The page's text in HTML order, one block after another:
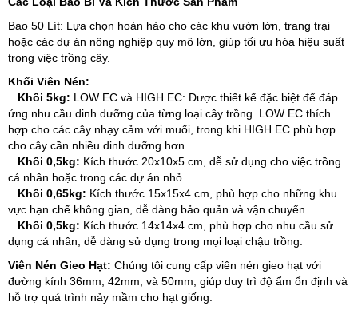
Bao 50 Lít: Lựa chọn hoàn hảo cho các khu vườn lớn, trang trại
hoặc các dự án nông nghiệp quy mô lớn, giúp tối ưu hóa hiệu suất
trong việc trồng cây.
Khối Viên Nén:
Khối 5kg: LOW EC và HIGH EC: Được thiết kế đặc biệt để đáp
ứng nhu cầu dinh dưỡng của từng loại cây trồng. LOW EC thích
hợp cho các cây nhạy cảm với muối, trong khi HIGH EC phù hợp
cho cây cần nhiều dinh dưỡng hơn.
Khối 0,5kg: Kích thước 20x10x5 cm, dễ sử dụng cho việc trồng
cá nhân hoặc trong các dự án nhỏ.
Khối 0,65kg: Kích thước 15x15x4 cm, phù hợp cho những khu
vực hạn chế không gian, dễ dàng bảo quản và vận chuyển.
Khối 0,5kg: Kích thước 14x14x4 cm, phù hợp cho nhu cầu sử
dụng cá nhân, dễ dàng sử dụng trong mọi loại chậu trồng.
Viên Nén Gieo Hạt: Chúng tôi cung cấp viên nén gieo hạt với
đường kính 36mm, 42mm, và 50mm, giúp duy trì độ ẩm ổn định và
hỗ trợ quá trình nảy mầm cho hạt giống.